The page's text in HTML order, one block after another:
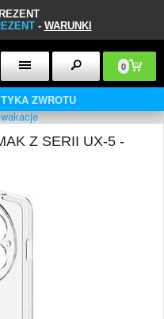
- WARUNKI
0
ZWROTU
Z SERII UX-5 -